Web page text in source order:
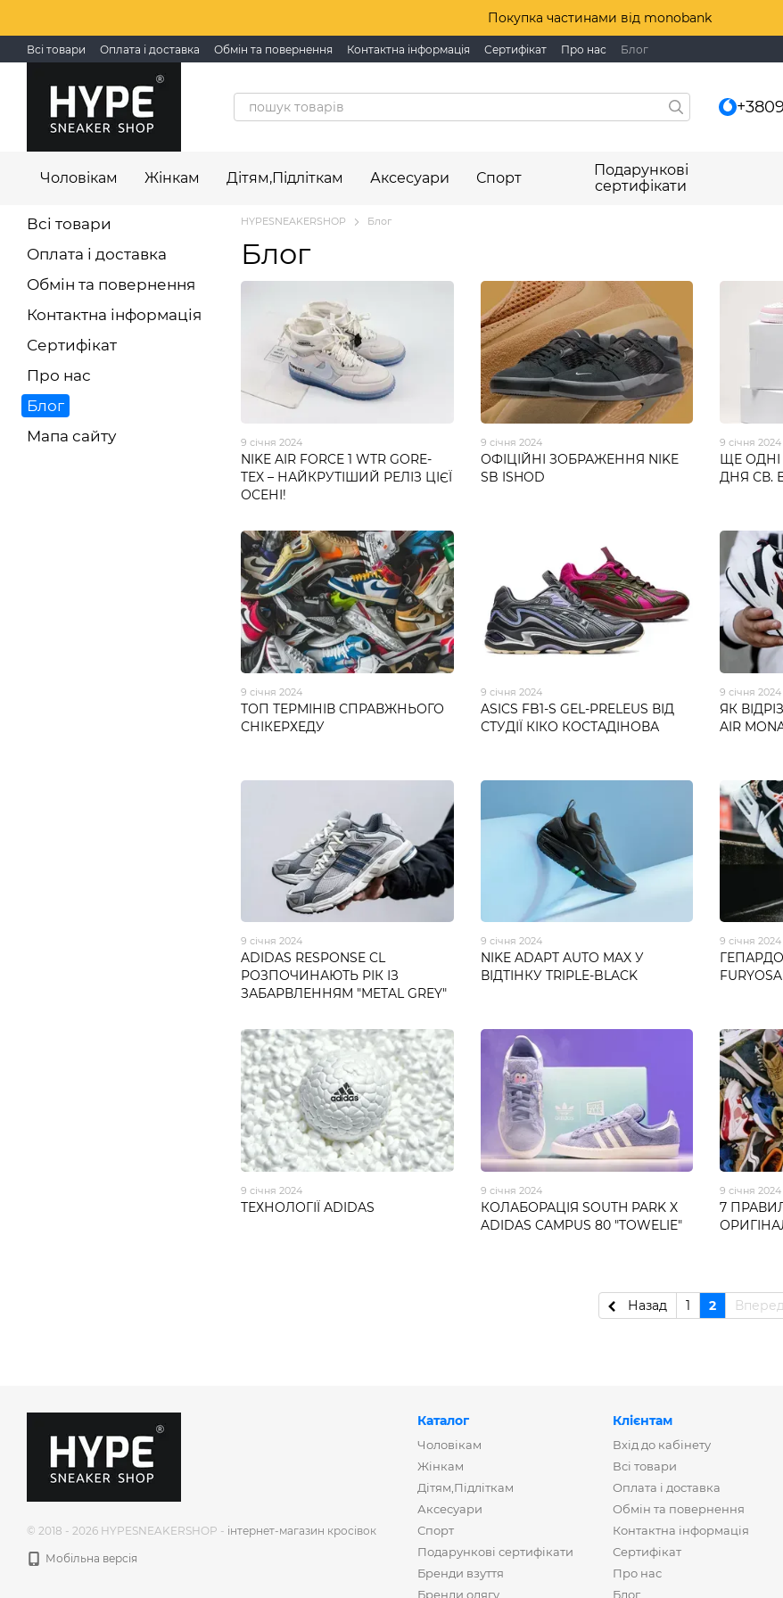
Покупка частинами від monobank
Всі товари Оплата і доставка Обмін та повернення Контактна інформація Сертифікат Про нас Блог
Чоловікам Жінкам Дітям,Підліткам Аксесуари Спорт
Подарункові
сертифікати
HYPESNEAKERSHOP Блог
Блог
9 січня 2024
NIKE AIR FORCE 1 WTR GORE-
TEX – НАЙКРУТІШИЙ РЕЛІЗ ЦІЄЇ
ОСЕНІ!
9 січня 2024
ОФІЦІЙНІ ЗОБРАЖЕННЯ NIKE
SB ISHOD
9 січня 2024
ЩЕ ОДНІ
ДНЯ СВ.
9 січня 2024
ТОП ТЕРМІНІВ СПРАВЖНЬОГО
СНІКЕРХЕДУ
9 січня 2024
ASICS FB1-S GEL-PRELEUS ВІД
СТУДІЇ КІКО КОСТАДІНОВА
9 січня 2024
ЯК
AIR
9 січня 2024
ADIDAS RESPONSE CL
РОЗПОЧИНАЮТЬ РІК ІЗ
ЗАБАРВЛЕННЯМ "METAL GREY"
9 січня 2024
NIKE ADAPT AUTO MAX У
ВІДТІНКУ TRIPLE-BLACK
9 січня 2024
FURYOSA
9 січня 2024
ТЕХНОЛОГІЇ ADIDAS
9 січня 2024
КОЛАБОРАЦІЯ SOUTH PARK X
ADIDAS CAMPUS 80 "TOWELIE"
9 січня 2024
7
Назад 1 2 Вперед
Всі товари
Оплата і доставка
Обмін та повернення
Контактна інформація
Сертифікат
Про нас
Блог
Мапа сайту
© 2018 - 2026 HYPESNEAKERSHOP - інтернет-магазин кросівок
Мобільна версія
Каталог
Чоловікам
Жінкам
Дітям,Підліткам
Аксесуари
Спорт
Подарункові сертифікати
Бренди взуття
Бренди одягу
Клієнтам
Вхід до кабінету
Всі товари
Оплата і доставка
Обмін та повернення
Контактна інформація
Сертифікат
Про нас
Блог